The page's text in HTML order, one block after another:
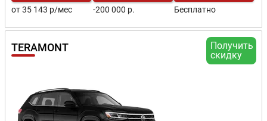
от 35 143 р/мес -200 000 р. Бесплатно
Получить
скидку
TERAMONT